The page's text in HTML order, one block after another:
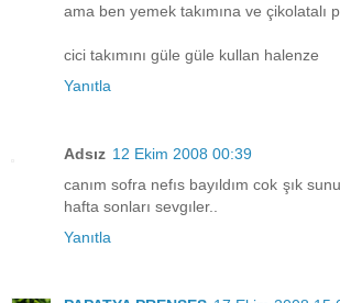
ama ben yemek takımına ve çikolatalı
cici takımını güle güle kullan halenze
Yanıtla
Adsız 12 Ekim 2008 00:39
canım sofra nefıs bayıldım cok şık
hafta sonları sevgıler..
Yanıtla